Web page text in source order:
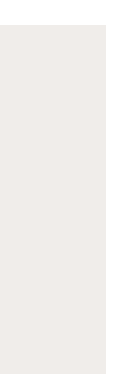
paar
mühelos
den